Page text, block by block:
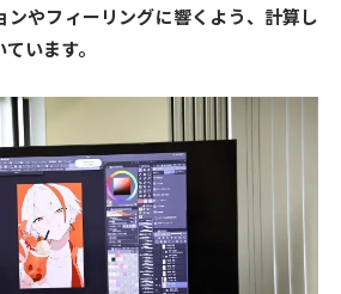
ンやフィーリングに響くよう、計算し
います。